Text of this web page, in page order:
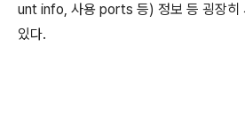
unt info, 사용 ports 등) 정보 등 굉장히
있다.